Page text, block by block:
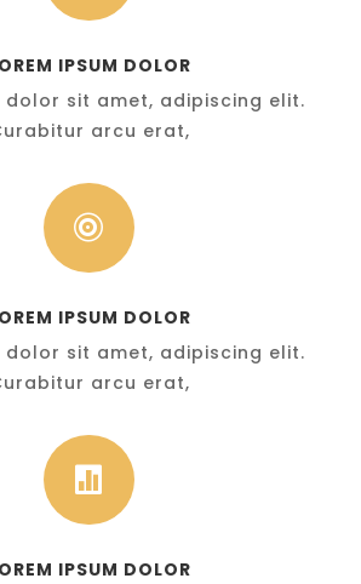
IPSUM DOLOR
dolor sit amet, adipiscing elit.
arcu erat,

IPSUM DOLOR
dolor sit amet, adipiscing elit.
arcu erat,

IPSUM DOLOR